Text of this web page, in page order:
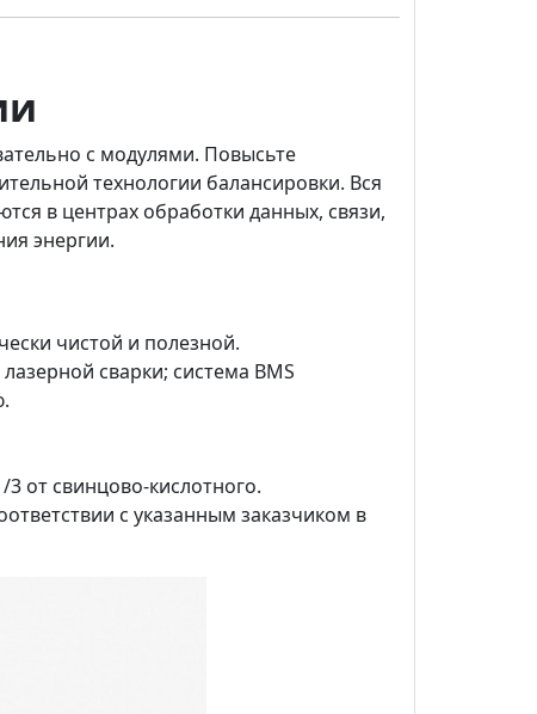
с модулями. Повысьте
технологии балансировки. Вся
в центрах обработки данных, связи,
энергии.
чистой и полезной.
сварки; система BMS
от свинцово-кислотного.
с указанным заказчиком в